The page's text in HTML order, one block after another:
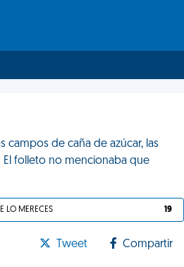
campos de caña de azúcar, las
El folleto no mencionaba que
TE LO MERECES 19
Tweet Compartir